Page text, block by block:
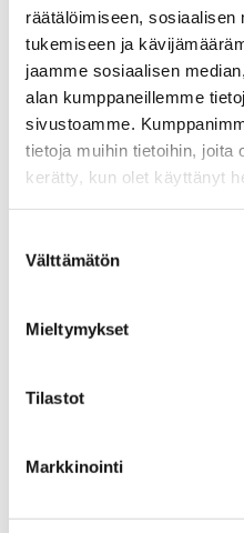
räätälöimiseen, sosiaalisen
tukemiseen ja
jaamme sosiaalisen
alan kumppaneillemme
sivustoamme.
tietoja muihin tietoihin, joita
kerätty, kun olet käyttänyt
valinta
Välttämätön
Mieltymykset
Tilastot
Markkinointi
markkinointiin, kun
tunnistettavuutta koskevat
selkeämpiä”, toteaa
Kuluvana vuonna MEN on
Lausunnot ovat luettavissa
ICC:n päivitetyt
itsesääntelytoimiselin.
mainos tai muu menettely
hyvän tavan vastaista tai
ottaen huomioon
rahoittaa MENin toimintaa